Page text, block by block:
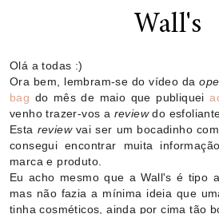
Wall's
Olá a todas :)
Ora bem, lembram-se do vídeo da
bag do mês de maio que publiquei
venho trazer-vos a reviewdo
Esta reviewvai ser um bocadinho
consegui encontrar muita
marca e produto.
Eu acho mesmo que a Wall's é tipo
mas não fazia a mínima ideia que
tinha cosméticos, ainda por cima tão